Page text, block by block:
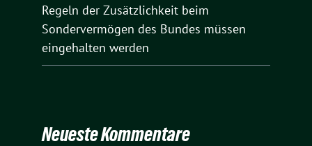
Regeln der Zusätzlichkeit beim
Sondervermögen des Bundes müssen
eingehalten werden
Neueste Kommentare